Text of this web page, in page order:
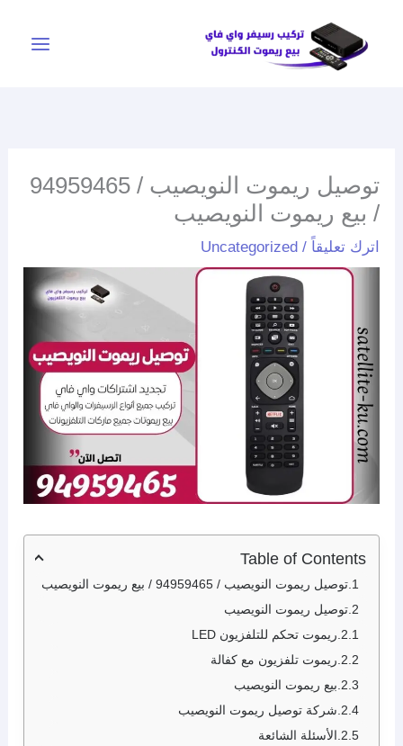
المحتوى
توصيل ريموت النويصيب / 94959465
/ بيع ريموت النويصيب
اترك تعليقاً /
Uncategorized
Table of Contents
توصيل ريموت النويصيب / 94959465 / بيع ريموت النويصيب
توصيل ريموت النويصيب
ريموت تحكم للتلفزيون LED
ريموت تلفزيون مع كفالة
بيع ريموت النويصيب
شركة توصيل ريموت النويصيب
الأسئلة الشائعة